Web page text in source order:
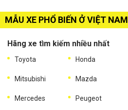
MẪU XE PHỔ BIẾN Ở VIỆT NAM
Hãng xe tìm kiếm nhiều nhất
Toyota Honda
Mitsubishi Mazda
Mercedes Peugeot